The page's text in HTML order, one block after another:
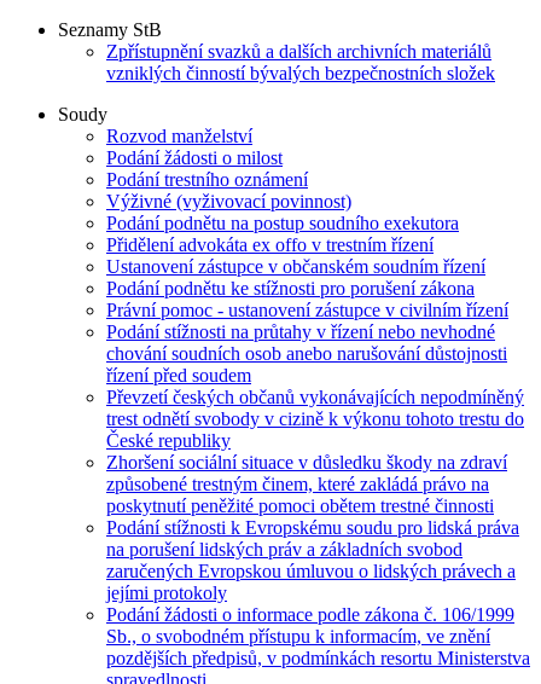
Seznamy StB
Zpřístupnění svazků a dalších archivních materiálů
vzniklých činností bývalých bezpečnostních složek
Soudy
Rozvod manželství
Podání žádosti o milost
Podání trestního oznámení
Výživné (vyživovací povinnost)
Podání podnětu na postup soudního exekutora
Přidělení advokáta ex offo v trestním řízení
Ustanovení zástupce v občanském soudním řízení
Podání podnětu ke stížnosti pro porušení zákona
Právní pomoc - ustanovení zástupce v civilním řízení
Podání stížnosti na průtahy v řízení nebo nevhodné
chování soudních osob anebo narušování důstojnosti
řízení před soudem
Převzetí českých občanů vykonávajících nepodmíněný
trest odnětí svobody v cizině k výkonu tohoto trestu do
České republiky
Zhoršení sociální situace v důsledku škody na zdraví
způsobené trestným činem, které zakládá právo na
poskytnutí peněžité pomoci obětem trestné činnosti
Podání stížnosti k Evropskému soudu pro lidská práva
na porušení lidských práv a základních svobod
zaručených Evropskou úmluvou o lidských právech a
jejími protokoly
Podání žádosti o informace podle zákona č. 106/1999
Sb., o svobodném přístupu k informacím, ve znění
pozdějších předpisů, v podmínkách resortu Ministerstva
spravedlnosti